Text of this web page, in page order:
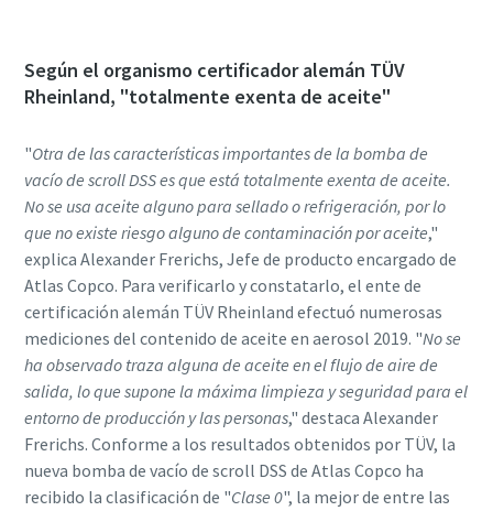
Según el organismo certificador alemán TÜV
Rheinland, "totalmente exenta de aceite"
"Otra de las características importantes de la bomba de
vacío de scroll DSS es que está totalmente exenta de aceite.
No se usa aceite alguno para sellado o refrigeración, por lo
que no existe riesgo alguno de contaminación por aceite,"
explica Alexander Frerichs, Jefe de producto encargado de
Atlas Copco. Para verificarlo y constatarlo, el ente de
certificación alemán TÜV Rheinland efectuó numerosas
mediciones del contenido de aceite en aerosol 2019. "No se
ha observado traza alguna de aceite en el flujo de aire de
salida, lo que supone la máxima limpieza y seguridad para el
entorno de producción y las personas," destaca Alexander
Frerichs. Conforme a los resultados obtenidos por TÜV, la
nueva bomba de vacío de scroll DSS de Atlas Copco ha
recibido la clasificación de "Clase 0", la mejor de entre las
FriendlyCaptcha ⇗
FriendlyCaptcha ⇗
FriendlyCaptcha ⇗